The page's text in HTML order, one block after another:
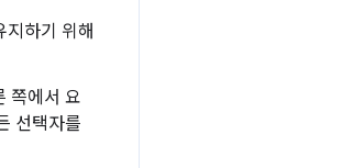
하기 위해
쪽에서 요
선택자를